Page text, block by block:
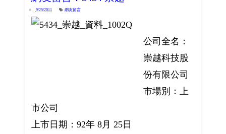
9/25/2011 網友留言
公司全名：
崇越科技股
份有限公司
市場別：上
市公司
上市日期：92年 8月 25日